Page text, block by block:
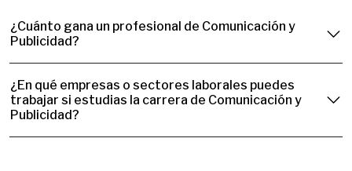
¿Cuánto gana un profesional de Comunicación y
Publicidad?
¿En qué empresas o sectores laborales puedes
trabajar si estudias la carrera de Comunicación y
Publicidad?